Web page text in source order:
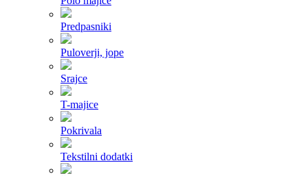
Predpasniki
Puloverji, jope
Srajce
T-majice
Pokrivala
Tekstilni dodatki